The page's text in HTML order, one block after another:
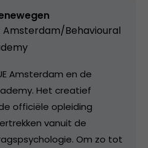
Amsterdam/Behavioural
Amsterdam en de
Het creatief
officiële opleiding
vanuit de
Om zo tot